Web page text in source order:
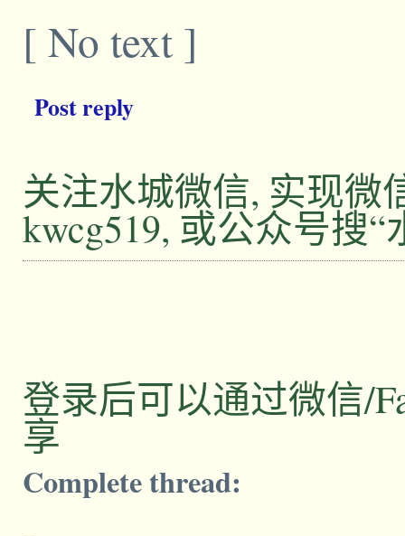
[ No text ]
Post reply
关注水城微信, 实现微
kwcg519, 或公众号搜“
登录后可以通过微信/
享
Complete thread: